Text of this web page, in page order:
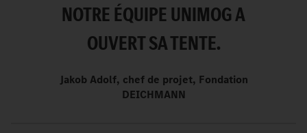
NOTRE ÉQUIPE UNIMOG A
OUVERT SA TENTE.
Jakob Adolf, chef de projet, Fondation
DEICHMANN